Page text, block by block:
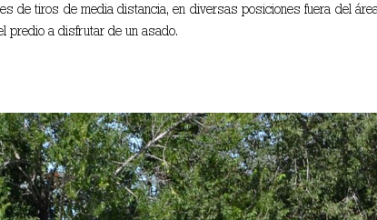
de tiros de media distancia, en diversas posiciones fuera del
predio a disfrutar de un asado.